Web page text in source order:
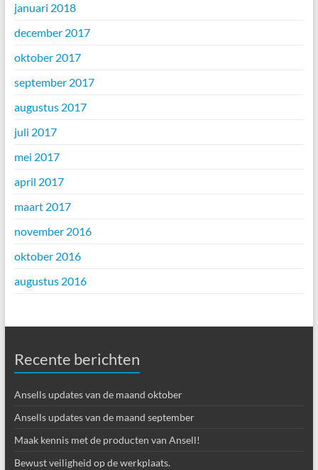
januari 2018
december 2017
oktober 2017
september 2017
augustus 2017
juli 2017
mei 2017
april 2017
maart 2017
november 2016
oktober 2016
augustus 2016
Recente berichten
Ansells updates van de maand oktober
Ansells updates van de maand september
Maak kennis met de producten van Ansell!
Bewust veiligheid op de werkplaats.